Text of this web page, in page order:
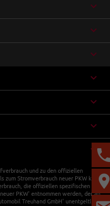
und zu den offiziellen
zum Stromverbrauch neuer PKW können
die offiziellen spezifischen CO
2-
PKW' entnommen werden, der an
Treuhand GmbH' unentgeltlich